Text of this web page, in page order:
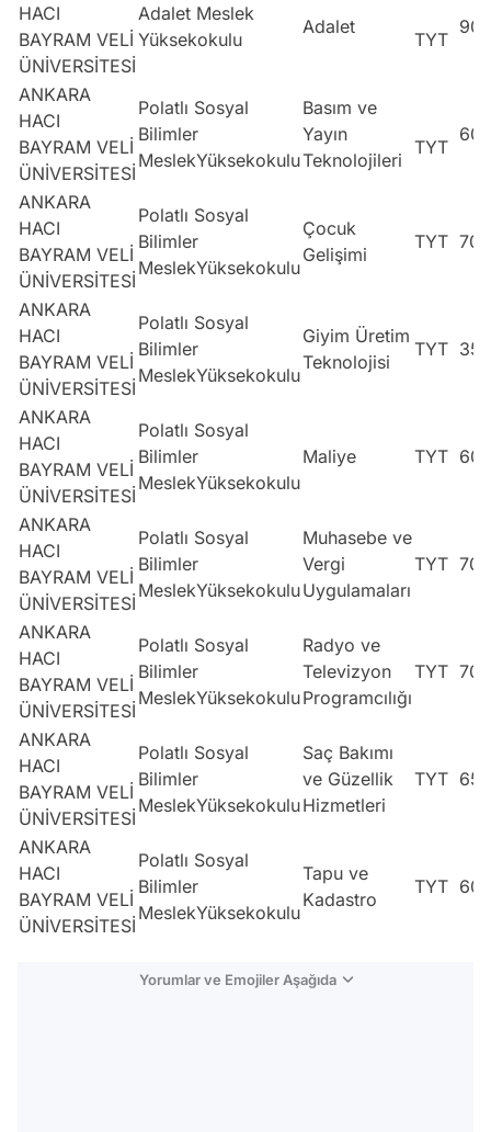
HACI
BAYRAM VELİ
ÜNİVERSİTESİ
Adalet Meslek
Yüksekokulu
Adalet
TYT
90
ANKARA
HACI
BAYRAM VELİ
ÜNİVERSİTESİ
Polatlı Sosyal
Bilimler
MeslekYüksekokulu
Basım ve
Yayın
Teknolojileri
TYT
60
ANKARA
HACI
BAYRAM VELİ
ÜNİVERSİTESİ
Polatlı Sosyal
Bilimler
MeslekYüksekokulu
Çocuk
Gelişimi
TYT 70
ANKARA
HACI
BAYRAM VELİ
ÜNİVERSİTESİ
Polatlı Sosyal
Bilimler
MeslekYüksekokulu
Giyim Üretim
Teknolojisi
TYT 35
ANKARA
HACI
BAYRAM VELİ
ÜNİVERSİTESİ
Polatlı Sosyal
Bilimler
MeslekYüksekokulu
Maliye TYT 60
ANKARA
HACI
BAYRAM VELİ
ÜNİVERSİTESİ
Polatlı Sosyal
Bilimler
MeslekYüksekokulu
Muhasebe ve
Vergi
Uygulamaları
TYT 70
ANKARA
HACI
BAYRAM VELİ
ÜNİVERSİTESİ
Polatlı Sosyal
Bilimler
MeslekYüksekokulu
Radyo ve
Televizyon
Programcılığı
TYT 70
ANKARA
HACI
BAYRAM VELİ
ÜNİVERSİTESİ
Polatlı Sosyal
Bilimler
MeslekYüksekokulu
Saç Bakımı
ve Güzellik
Hizmetleri
TYT 65
ANKARA
HACI
BAYRAM VELİ
ÜNİVERSİTESİ
Polatlı Sosyal
Bilimler
MeslekYüksekokulu
Tapu ve
Kadastro
TYT 60
Yorumlar ve Emojiler Aşağıda